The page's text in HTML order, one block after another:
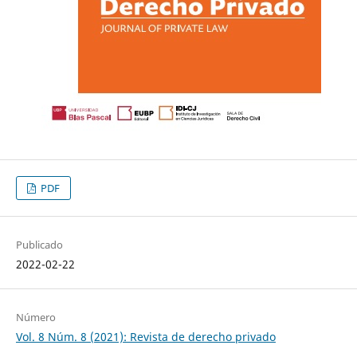
PDF
Publicado
2022-02-22
Número
Vol. 8 Núm. 8 (2021): Revista de derecho privado